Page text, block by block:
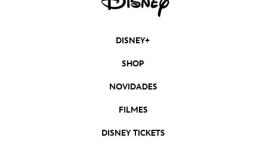
Moana 2 | Teaser Trailer Oficial Dublado
Dublado
Mufasa: O Rei Leão | Trailer Oficial Dublado
DISNEY+
SHOP
NOVIDADES
FILMES
DISNEY TICKETS